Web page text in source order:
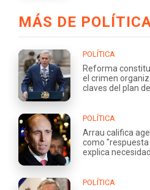
MÁS DE
POLÍTICA
Reforma
el crimen
claves del plan
POLÍTICA
Arrau califica
como
explica
POLÍTICA